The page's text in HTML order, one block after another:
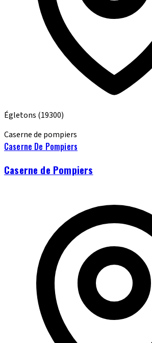
Égletons (19300)
Caserne de pompiers
Caserne De Pompiers
Caserne de Pompiers